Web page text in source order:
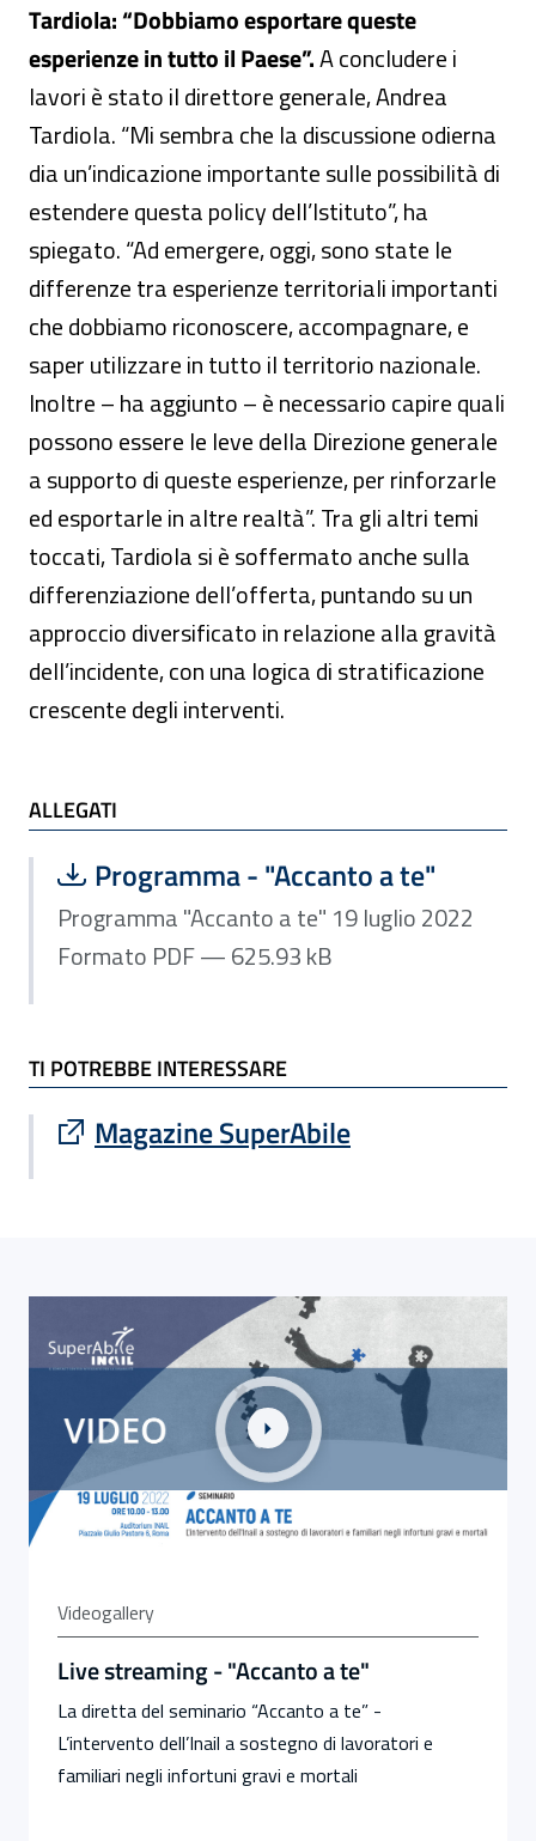
Tardiola: “Dobbiamo esportare queste
esperienze in tutto il Paese”.A concludere i
lavori è stato il direttore generale, Andrea
Tardiola. “Mi sembra che la discussione odierna
dia un’indicazione importante sulle possibilità di
estendere questa policy dell’Istituto”, ha
spiegato. “Ad emergere, oggi, sono state le
differenze tra esperienze territoriali importanti
che dobbiamo riconoscere, accompagnare, e
saper utilizzare in tutto il territorio nazionale.
Inoltre – ha aggiunto – è necessario capire quali
possono essere le leve della Direzione generale
a supporto di queste esperienze, per rinforzarle
ed esportarle in altre realtà”. Tra gli altri temi
toccati, Tardiola si è soffermato anche sulla
differenziazione dell’offerta, puntando su un
approccio diversificato in relazione alla gravità
dell’incidente, con una logica di stratificazione
crescente degli interventi.
ALLEGATI e TI POTREBBE INTERESSARE
ALLEGATI
Scarica file:
Programma - "Accanto a te"
Formato PDF — Dimensione 625.93 kB
Programma "Accanto a te" 19 luglio 2022
Formato PDF — 625.93 kB
TI POTREBBE INTERESSARE
Magazine SuperAbile
Sito esterno : apre una nuova finestra
Link alla Gallery Live streaming - "Accanto a te"
Videogallery
Live streaming - "Accanto a te"
La diretta del seminario “Accanto a te” -
L’intervento dell’Inail a sostegno di lavoratori e
familiari negli infortuni gravi e mortali